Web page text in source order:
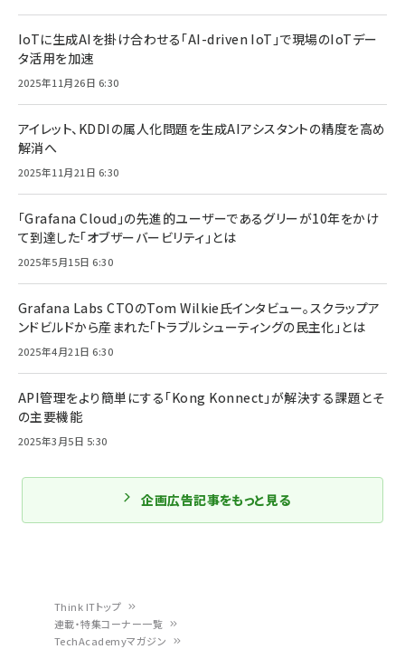
Think ITトップ
連載・特集コーナー一覧
TechAcademyマガジン
IoTに生成AIを掛け合わせる「AI-driven IoT」で現場のIoTデー
タ活用を加速
2025年11月26日 6:30
アイレット、KDDIの属人化問題を生成AIアシスタントの精度を高め
解消へ
2025年11月21日 6:30
「Grafana Cloud」の先進的ユーザーであるグリーが10年をかけ
て到達した「オブザーバービリティ」とは
2025年5月15日 6:30
Grafana Labs CTOのTom Wilkie氏インタビュー。スクラップア
ンドビルドから産まれた「トラブルシューティングの民主化」とは
2025年4月21日 6:30
API管理をより簡単にする「Kong Konnect」が解決する課題とそ
の主要機能
2025年3月5日 5:30
企画広告記事をもっと見る